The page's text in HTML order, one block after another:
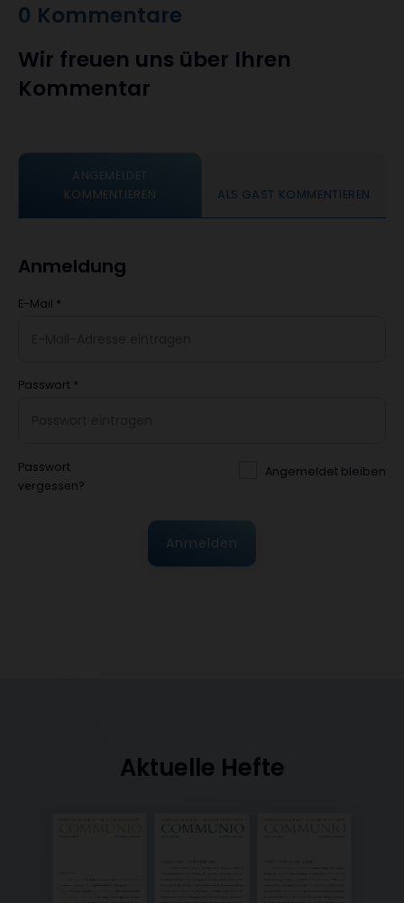
0 Kommentare
Wir freuen uns über Ihren
Kommentar
ANGEMELDET
KOMMENTIEREN
ALS GAST KOMMENTIEREN
Anmeldung
E-Mail *
Passwort *
Passwort
vergessen?
Angemeldet bleiben
Anmelden
Aktuelle Hefte